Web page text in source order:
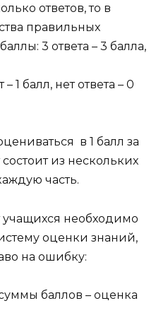
ответов, то в
правильных
3 ответа – 3 балла,
– 1 балл, нет ответа – 0
в 1 балл за
состоит из нескольких
часть.
необходимо
оценки знаний,
на ошибку:
баллов – оценка